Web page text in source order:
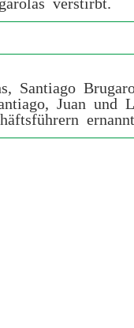
Santiago
Juan und
ernannt.